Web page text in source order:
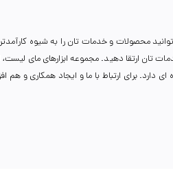
محصولات و خدمات تان را به شیوه
تان ارتقا دهید. مجموعه ابزارهای مای
برای ارتباط با ما و ایجاد همکاری و هم